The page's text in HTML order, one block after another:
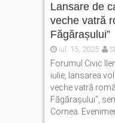
Lansare de
veche vatră
Făgărașului”
iul. 15, 2025
Forumul Civic
iulie, lansarea
veche vatră
Făgărașului”,
Cornea.